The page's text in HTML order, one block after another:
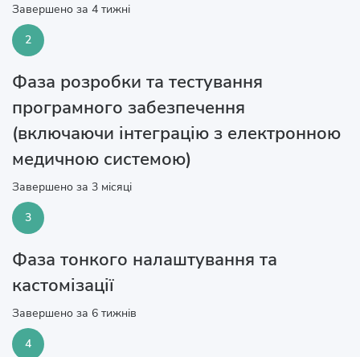
Завершено за 4 тижні
2
Фаза розробки та тестування
програмного забезпечення
(включаючи інтеграцію з електронною
медичною системою)
Завершено за 3 місяці
3
Фаза тонкого налаштування та
кастомізації
Завершено за 6 тижнів
4